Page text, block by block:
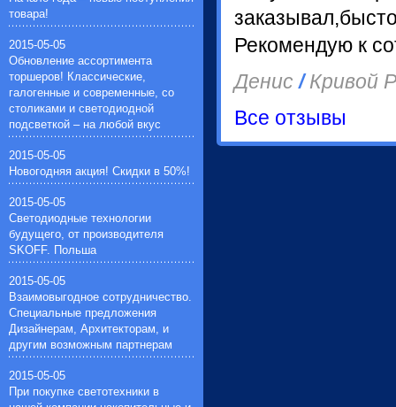
Рекомендую к
Денис/Кривой
Все отзывы
светильников(13)
лампочки(30)
металло-галогенные лампочки(7)
ртутные лампочки(4)
натриевые лампочки(4)
лампочки общего назначения(11)
товара!
2015-05-05
Обновление ассортимента
торшеров! Классические,
галогенные и современные, со
столиками и светодиодной
подсветкой – на любой вкус
2015-05-05
Новогодняя акция! Скидки в 50%!
2015-05-05
Светодиодные технологии
будущего, от производителя
SKOFF. Польша
2015-05-05
Взаимовыгодное сотрудничество.
Специальные предложения
Дизайнерам, Архитекторам, и
другим возможным партнерам
2015-05-05
При покупке светотехники в